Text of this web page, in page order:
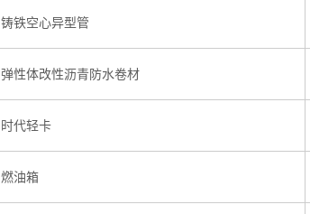
铸铁空心异型管
弹性体改性沥青防水卷材
时代轻卡
燃油箱